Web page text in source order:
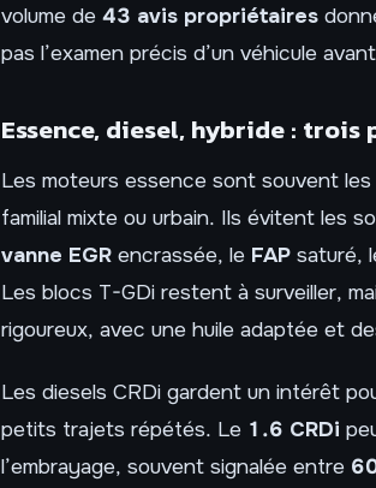
volume de 43 avis propriétaires
pas l’examen précis d’un véhicule
Essence, diesel, hybride :
Les moteurs essence sont souvent
familial mixte ou urbain. Ils évitent les
vanne EGR encrassée, le FAP saturé,
Les blocs T-GDi restent à surveiller,
rigoureux, avec une huile adaptée et
Les diesels CRDi gardent un intérêt
petits trajets répétés. Le 1.6 CRDi
l’embrayage, souvent signalée entre